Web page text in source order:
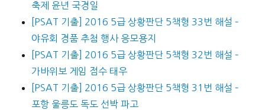
축제 윤년 국경일
[PSAT 기출] 2016 5급 상황판단 5책형 33번 해설 –
야유회 경품 추첨 행사 응모용지
[PSAT 기출] 2016 5급 상황판단 5책형 32번 해설 –
가바위보 게임 점수 태우
[PSAT 기출] 2016 5급 상황판단 5책형 31번 해설 –
포항 울릉도 독도 선박 파고